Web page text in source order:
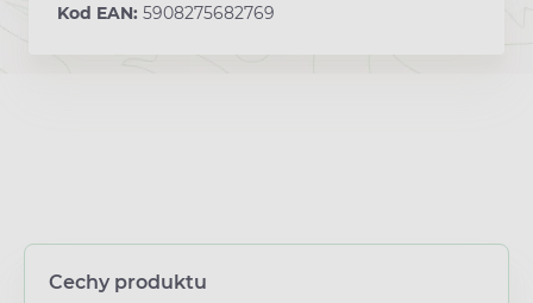
Kod EAN: 5908275682769
Cechy produktu